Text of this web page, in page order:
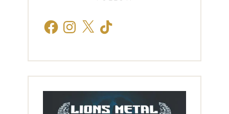
FacebookInstagram
X TikTok